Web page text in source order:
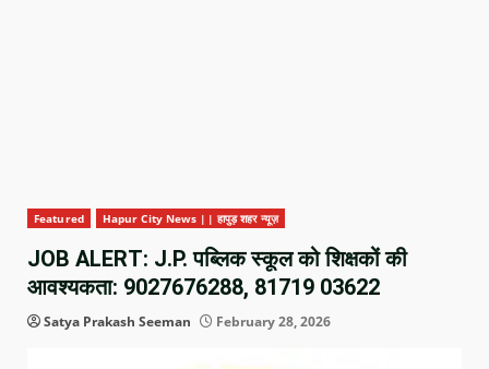
Featured Hapur City News || हापुड़ शहर न्यूज़
JOB ALERT: J.P. पब्लिक स्कूल को शिक्षकों की
आवश्यकता: 9027676288, 81719 03622
Satya Prakash Seeman February 28, 2026